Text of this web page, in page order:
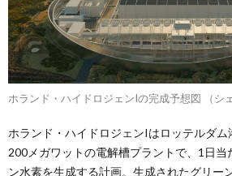
ホランド・ハイドロジェンIの完成予想図 （シ
ホランド・ハイドロジェンIはロッテルダ
200メガワットの電解槽プラントで、1日当
ン水素を生成する計画。生成されたグリー